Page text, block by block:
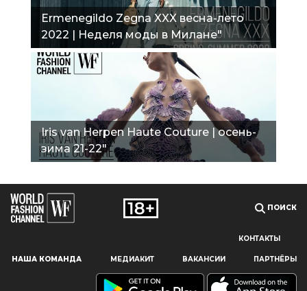
Наш сайт использует файлы cookie и похожие технологии,
пользователям, предоставляя персонализированную
Ermenegildo Zegna XXX весна-лето
2022 | Неделя моды в Милане"
Iris van Herpen Haute Couture | осень-
зима 21-22"
ПОИСК
КОНТАКТЫ
НАША КОМАНДА МЕДИАКИТ ВАКАНСИИ ПАРТНЁРЫ